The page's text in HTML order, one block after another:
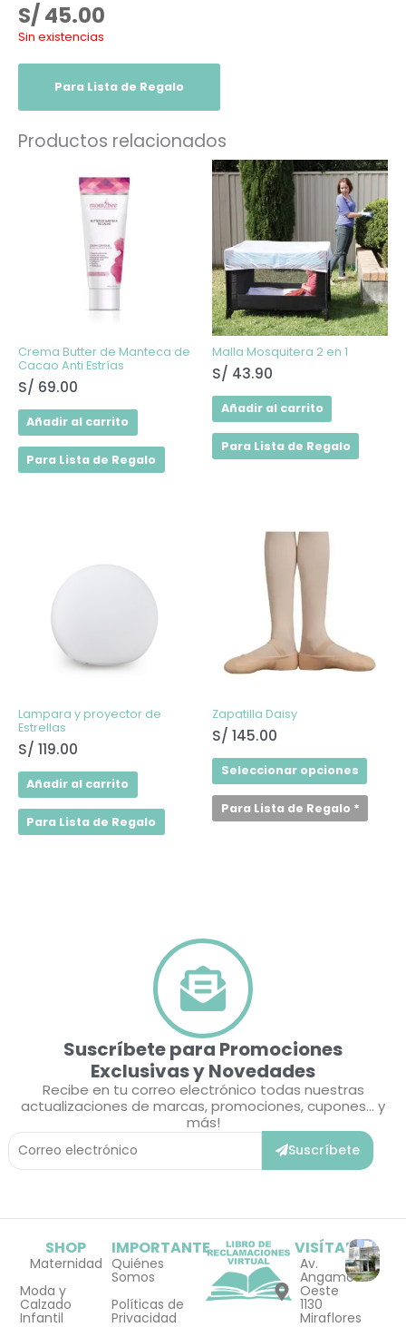
S/45.00
Sin existencias
Para Lista de Regalo
Productos relacionados
Crema Butter de Manteca de
Cacao Anti Estrías
S/ 69.00
Añadir al carrito
Para Lista de Regalo
Malla Mosquitera 2 en 1
S/ 43.90
Añadir al carrito
Para Lista de Regalo
Lampara y proyector de
Estrellas
S/ 119.00
Añadir al carrito
Para Lista de Regalo
Zapatilla Daisy
S/ 145.00
Seleccionar opciones
en
Para Lista de Regalo *
Suscríbete para Promociones
Exclusivas y Novedades
Recibe en tu correo electrónico todas nuestras
actualizaciones de marcas, promociones, cupones... y
más!
Correo
Electrónico
Suscríbete
SHOP
Maternidad
Moda y
Calzado
Infantil
IMPORTANTE
Quiénes
Somos
Políticas de
Privacidad
VISÍTANOS
Av.
Angamos
Oeste
1130
Miraflores